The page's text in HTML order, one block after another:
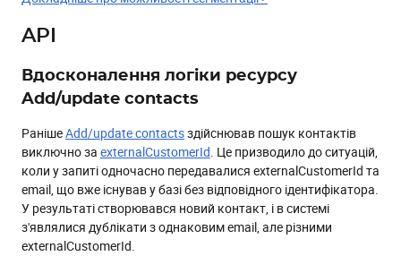
API
Вдосконалення логіки ресурсу
Add/update contacts
РанішеAdd/update contactsздійснював пошук контактів
виключно за externalCustomerId . Це призводило до ситуацій,
коли у запиті одночасно передавалися externalCustomerId та
email, що вже існував у базі без відповідного ідентифікатора.
У результаті створювався новий контакт, і в системі
з'являлися дублікати з однаковим email, але різними
externalCustomerId.